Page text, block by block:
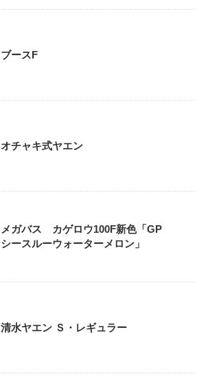
ブースF
オチャキ式ヤエン
メガバス カゲロウ100F新色「GP
シースルーウォーターメロン」
清水ヤエン Ｓ・レギュラー